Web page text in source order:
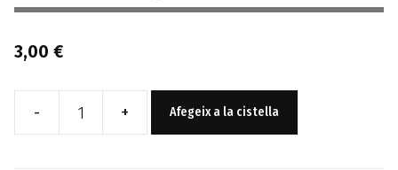
3,00 €
-
quantitat
+ Afegeix a la cistella